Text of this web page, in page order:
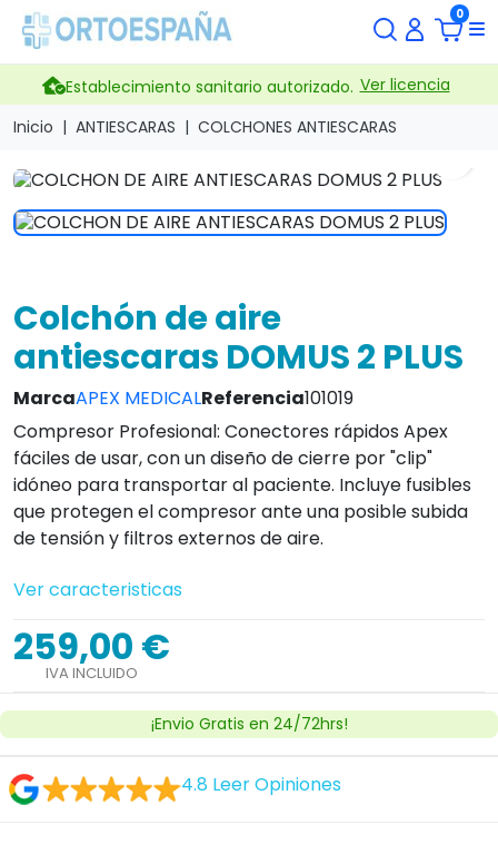
0
Establecimiento sanitario autorizado. Ver licencia
Inicio
ANTIESCARAS COLCHONES ANTIESCARAS
Colchón de aire
antiescaras DOMUS 2 PLUS
MarcaAPEX MEDICALReferencia101019
Compresor Profesional: Conectores rápidos Apex
fáciles de usar, con un diseño de cierre por "clip"
idóneo para transportar al paciente. Incluye fusibles
que protegen el compresor ante una posible subida
de tensión y filtros externos de aire.
Ver caracteristicas
259,00 €
IVA INCLUIDO
¡Envio Gratis en 24/72hrs!
4.8 Leer Opiniones